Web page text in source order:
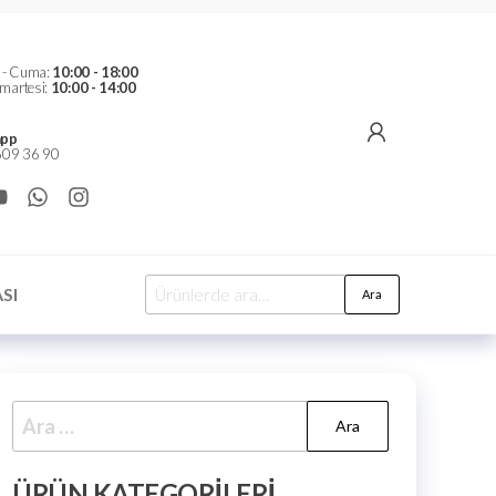
- Cuma: 10:00 - 18:00
10:00 - 14:00
36 90
Ara